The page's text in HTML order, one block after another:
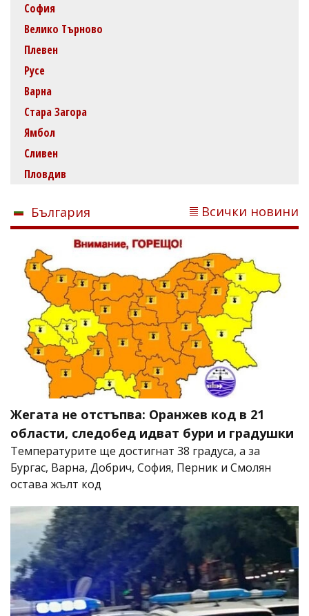
София
Велико Търново
Плевен
Русе
Варна
Стара Загора
Ямбол
Сливен
Пловдив
България Всички новини
Жегата не отстъпва: Оранжев код в 21
области, следобед идват бури и градушки
Температурите ще достигнат 38 градуса, а за
Бургас, Варна, Добрич, София, Перник и Смолян
остава жълт код